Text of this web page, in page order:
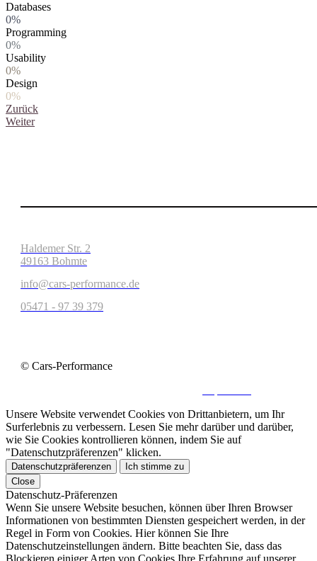
Databases
0%
Programming
0%
Usability
0%
Design
0%
Zurück
Weiter
Haldemer Str. 2
49163 Bohmte
info@cars-performance.de
05471 - 97 39 379
© Cars-Performance
Unsere Website verwendet Cookies von Drittanbietern, um Ihr
Surferlebnis zu verbessern. Lesen Sie mehr darüber und darüber,
wie Sie Cookies kontrollieren können, indem Sie auf
"Datenschutzpräferenzen" klicken.
Datenschutzpräferenzen
Ich stimme zu
Close
Datenschutz-Präferenzen
Wenn Sie unsere Website besuchen, können über Ihren Browser
Informationen von bestimmten Diensten gespeichert werden, in der
Regel in Form von Cookies. Hier können Sie Ihre
Datenschutzeinstellungen ändern. Bitte beachten Sie, dass das
Blockieren einiger Arten von Cookies Ihre Erfahrung auf unserer